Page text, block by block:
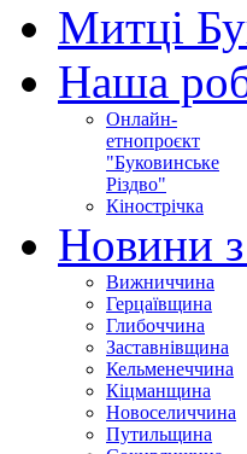
Митці
Наша
Онлайн-
етнопроєкт
"Буковинське
Різдво"
Кінострічка
Новини
Вижниччина
Герцаївщина
Глибоччина
Заставнівщина
Кельменеччина
Кіцманщина
Новоселиччина
Путильщина